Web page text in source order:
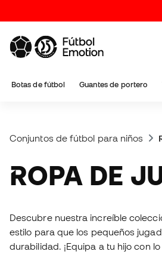
Botas de fútbol Guantes de portero
Conjuntos de fútbol para niños
ROPA DE
Descubre nuestra increíble
estilo para que los pequeños
durabilidad. ¡Equipa a tu hijo con